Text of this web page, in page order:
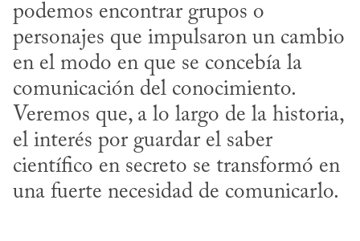
podemos encontrar grupos o
personajes que impulsaron un cambio
en el modo en que se concebía la
comunicación del conocimiento.
Veremos que, a lo largo de la historia,
el interés por guardar el saber
científico en secreto se transformó en
una fuerte necesidad de comunicarlo.